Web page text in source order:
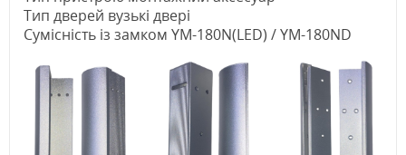
Тип дверей вузькі двері
Сумісність із замком YM-180N(LED) / YM-180ND